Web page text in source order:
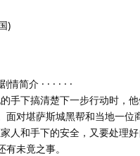
)
简介 · · · · · ·
下搞清楚下一步行动时，他
面对堪萨斯城黑帮和当地一位
人和手下的安全，又要处理
未竟之事。